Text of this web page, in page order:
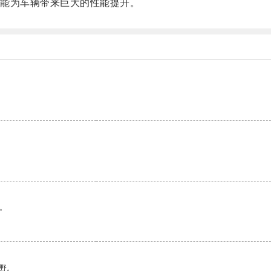
车辆带来巨大的性能提升。
。